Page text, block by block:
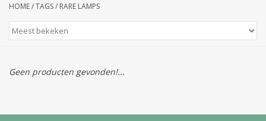
HOME/TAGS/ RARE LAMPS
Geen producten gevonden!...